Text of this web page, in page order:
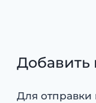
Добавить
Для